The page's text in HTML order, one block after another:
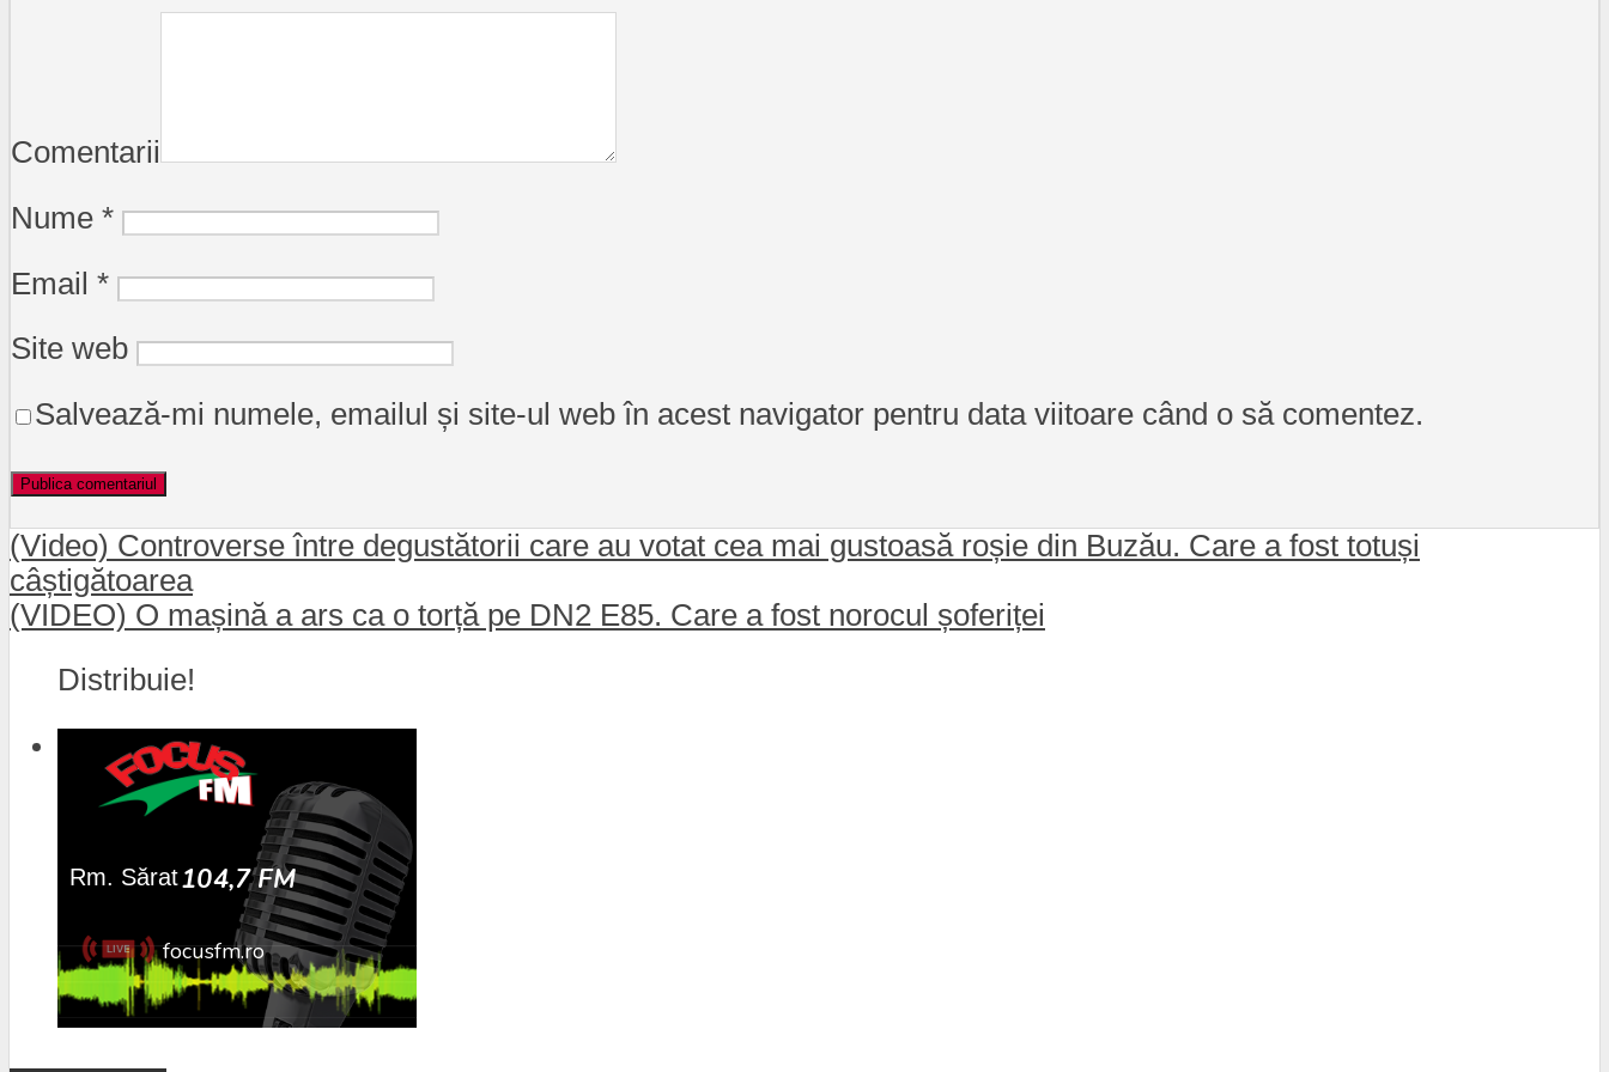
Comentarii
Nume *
Email *
Site web
Salvează-mi numele, emailul și site-ul web în acest navigator pentru data viitoare când o să comentez.
(Video) Controverse între degustătorii care au votat cea mai gustoasă roșie din Buzău. Care a fost totuși
câștigătoarea
(VIDEO) O mașină a ars ca o torță pe DN2 E85. Care a fost norocul șoferiței
Distribuie!